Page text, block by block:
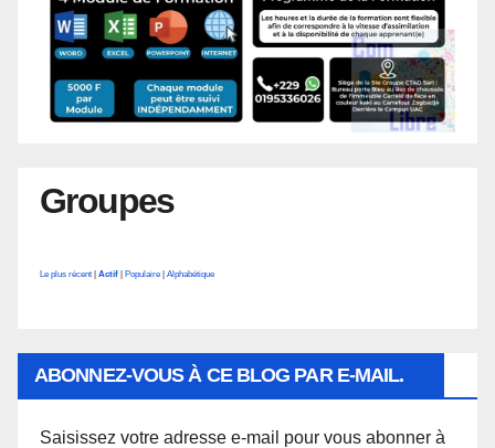
Groupes
Le plus récent | Actif | Populaire | Alphabétique
ABONNEZ-VOUS À CE BLOG PAR E-MAIL.
Saisissez votre adresse e-mail pour vous abonner à